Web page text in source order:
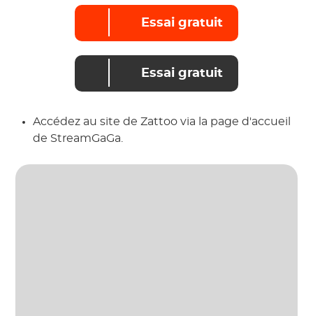
Essai gratuit
Essai gratuit
Accédez au site de Zattoo via la page d'accueil
de StreamGaGa.